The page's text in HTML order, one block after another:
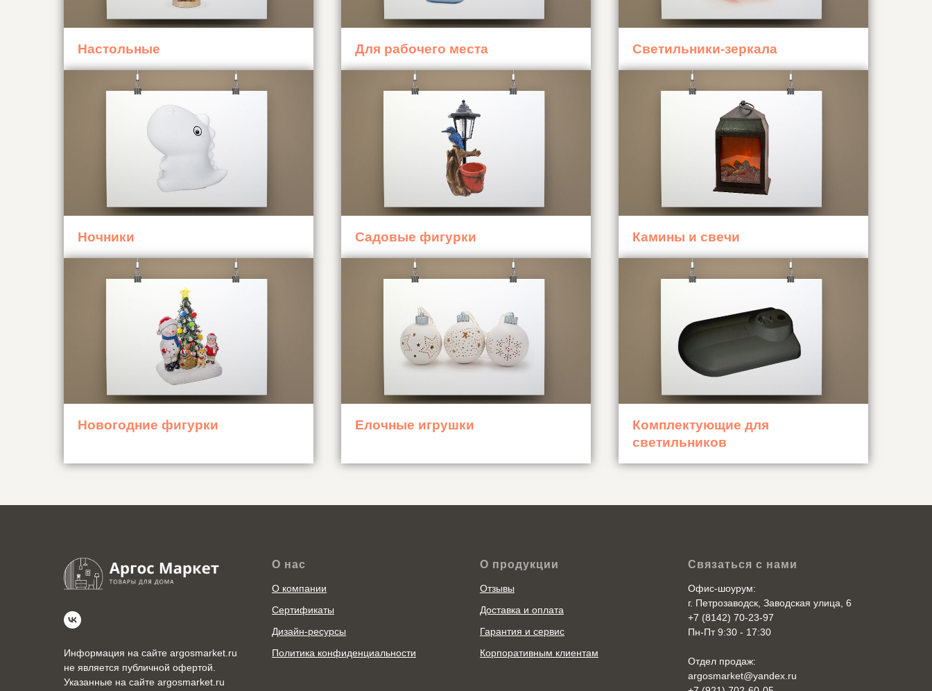
Настольные Для рабочего места Светильники-зеркала
Ночники Садовые фигурки Камины и свечи
Новогодние фигурки Елочные игрушки
Комплектующие для
светильников
Информация на сайте argosmarket.ru
не является публичной офертой.
Указанные на сайте argosmarket.ru
О нас
О компании
Сертификаты
Дизайн-ресурсы
Политика конфиденциальности
О продукции
Отзывы
Доставка и оплата
Гарантия и сервис
Корпоративным клиентам
Связаться с нами
Офис-шоурум:
г. Петрозаводск, Заводская улица, 6
+7 (8142) 70-23-97
Пн-Пт 9:30 - 17:30
Отдел продаж:
argosmarket@yandex.ru